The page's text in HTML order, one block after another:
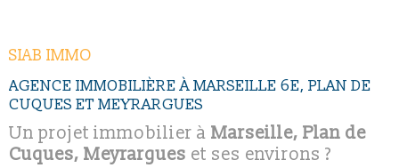
SIAB IMMO
AGENCE IMMOBILIÈRE À MARSEILLE 6E, PLAN DE
CUQUES ET MEYRARGUES
Un projet immobilier à Marseille, Plan de
Cuques, Meyrargues et ses environs ?